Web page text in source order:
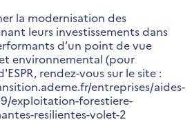
la modernisation des
leurs investissements dans
d’un point de vue
environnemental (pour
rendez-vous sur le site :
entreprises/aides-
exploitation-forestiere-
resilientes-volet-2